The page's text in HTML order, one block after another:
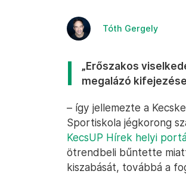
Tóth Gergely
„Erőszakos
megalázó
– így jellemezte a
Sportiskola jégkorong
KecsUP Hírek helyi
ötrendbeli bűntette
kiszabását, továbbá a